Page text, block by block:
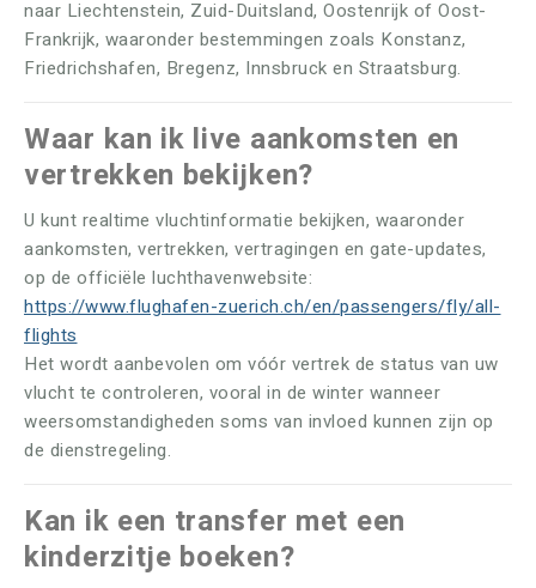
naar Liechtenstein, Zuid-Duitsland, Oostenrijk of Oost-
Frankrijk, waaronder bestemmingen zoals Konstanz,
Friedrichshafen, Bregenz, Innsbruck en Straatsburg.
Waar kan ik live aankomsten en
vertrekken bekijken?
U kunt realtime vluchtinformatie bekijken, waaronder
aankomsten, vertrekken, vertragingen en gate-updates,
op de officiële luchthavenwebsite:
https://www.flughafen-zuerich.ch/en/passengers/fly/all-
flights
Het wordt aanbevolen om vóór vertrek de status van uw
vlucht te controleren, vooral in de winter wanneer
weersomstandigheden soms van invloed kunnen zijn op
de dienstregeling.
Kan ik een transfer met een
kinderzitje boeken?